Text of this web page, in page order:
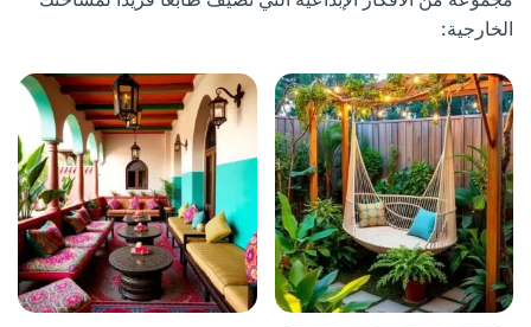
الخارجية: